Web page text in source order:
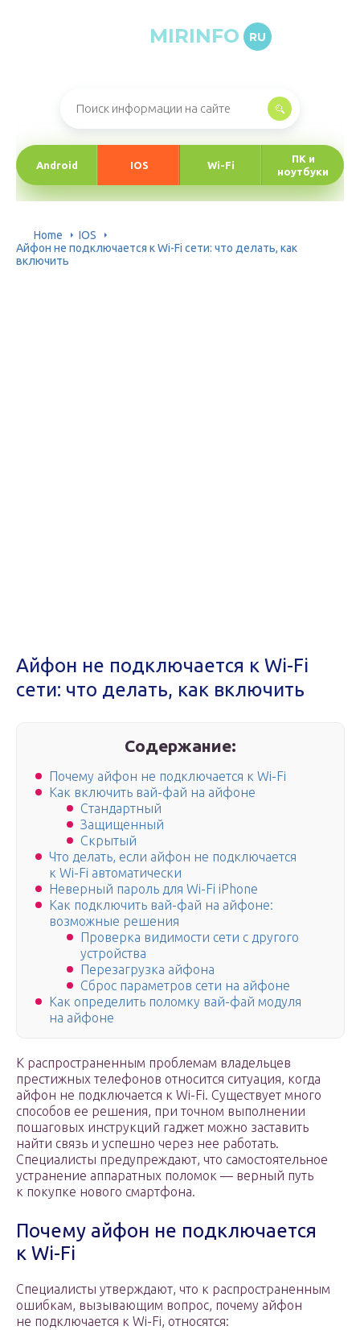
MIRINFO RU
Android IOS Wi-Fi
ПК и
ноутбуки
Home
IOS
Айфон не подключается к Wi-Fi сети: что делать, как
включить
Айфон не подключается к Wi-Fi
сети: что делать, как включить
Содержание:
Почему айфон не подключается к Wi-Fi
Как включить вай-фай на айфоне
Стандартный
Защищенный
Скрытый
Что делать, если айфон не подключается
к Wi-Fi автоматически
Неверный пароль для Wi-Fi iPhone
Как подключить вай-фай на айфоне:
возможные решения
Проверка видимости сети с другого
устройства
Перезагрузка айфона
Сброс параметров сети на айфоне
Как определить поломку вай-фай модуля
на айфоне
К распространенным проблемам владельцев
престижных телефонов относится ситуация, когда
айфон не подключается к Wi-Fi. Существует много
способов ее решения, при точном выполнении
пошаговых инструкций гаджет можно заставить
найти связь и успешно через нее работать.
Специалисты предупреждают, что самостоятельное
устранение аппаратных поломок — верный путь
к покупке нового смартфона.
Почему айфон не подключается
к Wi-Fi
Специалисты утверждают, что к распространенным
ошибкам, вызывающим вопрос, почему айфон
не подключается к Wi-Fi, относятся: